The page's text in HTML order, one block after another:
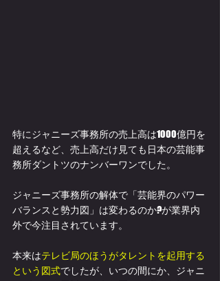
特にジャニーズ事務所の売上高は1000億円を
超えるなど、売上高だけ見ても日本の芸能事
務所ダントツのナンバーワンでした。
ジャニーズ事務所の解体で「芸能界のパワー
バランスと勢力図」は変わるのか?が業界内
外で今注目されています。
本来はテレビ局のほうがタレントを起用する
という図式でしたが、いつの間にか、ジャニ